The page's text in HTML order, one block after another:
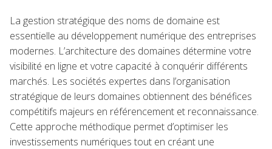
La gestion stratégique des noms de domaine est
essentielle au développement numérique des entreprises
modernes. L’architecture des domaines détermine votre
visibilité en ligne et votre capacité à conquérir différents
marchés. Les sociétés expertes dans l’organisation
stratégique de leurs domaines obtiennent des bénéfices
compétitifs majeurs en référencement et reconnaissance.
Cette approche méthodique permet d’optimiser les
investissements numériques tout en créant une